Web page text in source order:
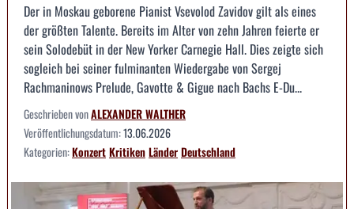
Der in Moskau geborene Pianist Vsevolod Zavidov gilt als eines
der größten Talente. Bereits im Alter von zehn Jahren feierte er
sein Solodebüt in der New Yorker Carnegie Hall. Dies zeigte sich
sogleich bei seiner fulminanten Wiedergabe von Sergej
Rachmaninows Prelude, Gavotte & Gigue nach Bachs E-Du...
Geschrieben vonALEXANDER WALTHER
Veröffentlichungsdatum:13.06.2026
Kategorien:KonzertKritikenLänderDeutschland